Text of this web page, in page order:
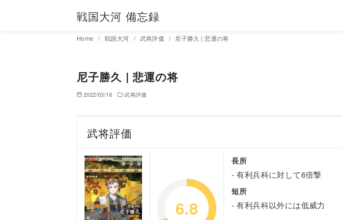
戦国大河 備忘録
Home 戦国大河 武将評価 尼子勝久 | 悲運の将
尼子勝久 | 悲運の将
2022/03/16 武将評価
武将評価
6.8
長所
有利兵科に対して6倍撃
短所
有利兵科以外には低威力